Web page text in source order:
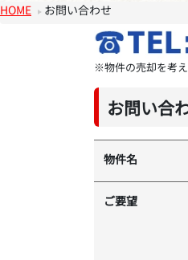
HOME お問い合わせ
※物件の売却を考
お問い合
物件名
ご要望